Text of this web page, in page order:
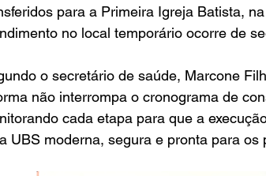
para a Primeira Igreja Batista,
no local temporário ocorre de
o secretário de saúde, Marcone
não interrompa o cronograma de
cada etapa para que a
UBS moderna, segura e pronta para os